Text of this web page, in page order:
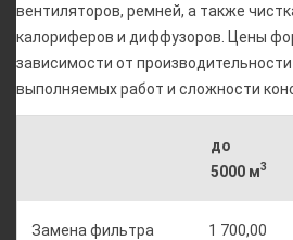
вентиляторов, ремней, а также
калориферов и диффузоров. Цены
зависимости от
выполняемых работ и сложности
до
5000 м3
Замена фильтра
1 700,00